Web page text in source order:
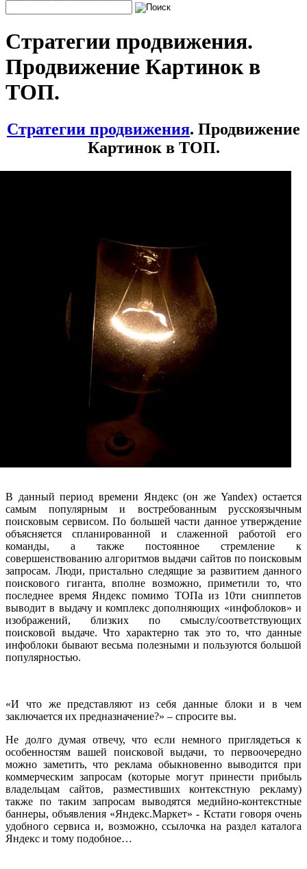
Стратегии продвижения.
Продвижение Картинок в
ТОП.
Стратегии продвижения. Продвижение
Картинок в ТОП.
В данный период времени Яндекс (он же Yandex) остается
самым популярным и востребованным русскоязычным
поисковым сервисом. По большей части данное утверждение
объясняется спланированной и слаженной работой его
команды, а также постоянное стремление к
совершенствованию алгоритмов выдачи сайтов по поисковым
запросам. Люди, пристально следящие за развитием данного
поискового гиганта, вполне возможно, приметили то, что
последнее время Яндекс помимо ТОПа из 10ти сниппетов
выводит в выдачу и комплекс дополняющих «инфоблоков» и
изображений, близких по смыслу/соответствующих
поисковой выдаче. Что характерно так это то, что данные
инфоблоки бывают весьма полезными и пользуются большой
популярностью.
«И что же представляют из себя данные блоки и в чем
заключается их предназначение?» – спросите вы.
Не долго думая отвечу, что если немного приглядеться к
особенностям вашей поисковой выдачи, то первоочередно
можно заметить, что реклама обыкновенно выводится при
коммерческим запросам (которые могут принести прибыль
владельцам сайтов, разместивших контекстную рекламу)
также по таким запросам выводятся медийно-контекстные
баннеры, объявления «Яндекс.Маркет» - Кстати говоря очень
удобного сервиса и, возможно, ссылочка на раздел каталога
Яндекс и тому подобное…